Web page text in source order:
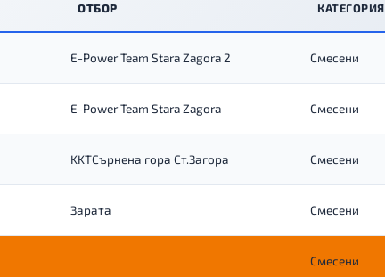
ОТБОР КАТЕГОРИЯ
E-Power Team Stara Zagora 2 Смесени
E-Power Team Stara Zagora Смесени
KKTСърнена гора Ст.Загора Смесени
Зарата Смесени
Смесени